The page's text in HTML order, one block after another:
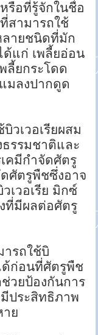
รือที่รู้จักในชื่อ
สามารถใช้
ายชนิดที่มัก
แก่ เพลี้ยอ่อน
ลี้ยกระโดด
มลงปากดูด
วเวอเรียผสม
ธรรมชาติและ
คมีกำจัดศัตรู
ศัตรูพืชซึ่งอาจ
เวอเรีย มิกซ์
ที่มีผลต่อศัตรู
ารถใช้บิ
ด้ก่อนที่ศัตรูพืช
วยป้องกันการ
ประสิทธิภาพ
าย